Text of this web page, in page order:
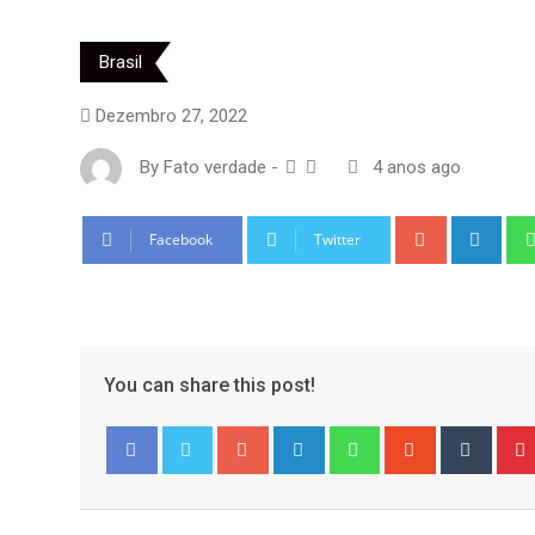
Brasil
Dezembro 27, 2022
By Fato verdade - 4 anos ago
Facebook Twitter Google+
You can share this post!
Google+ LinkedIn WhatsappStumbleUpon
Tumblr